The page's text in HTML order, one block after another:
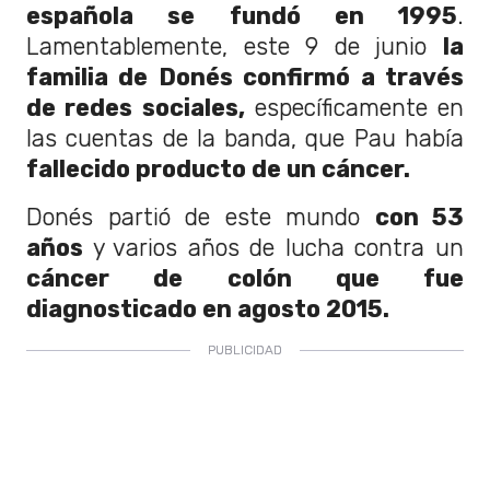
española se fundó en 1995.
Lamentablemente, este 9 de junio la
familia de Donés confirmó a través
de redes sociales,específicamente en
las cuentas de la banda, que Pau había
fallecido producto de un cáncer.
Donés partió de este mundo con 53
años y varios años de lucha contra un
cáncer de colón que fue
diagnosticado en agosto 2015.